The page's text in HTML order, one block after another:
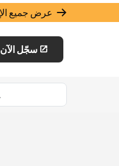
سجّل الآن
البحث في https://lavca.k12.com/